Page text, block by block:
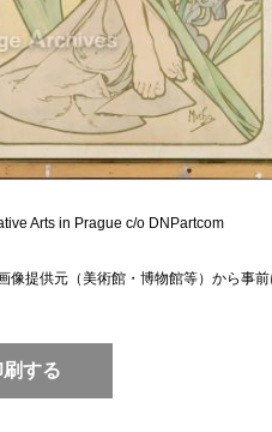
Arts in Prague c/o DNPartcom
像提供元（美術館・博物館等）から事
刷する